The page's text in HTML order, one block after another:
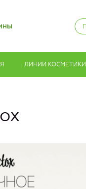
ЛИНИИ КОСМЕТИКИ